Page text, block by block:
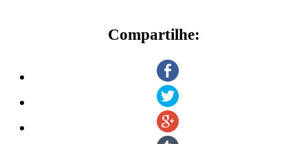
Compartilhe: